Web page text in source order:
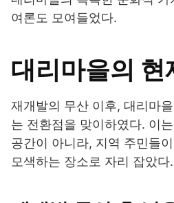
여론도 모여들었다.
대리마을의 현
재개발의 무산 이후, 대리마
는 전환점을 맞이하였다. 이
공간이 아니라, 지역 주민들
모색하는 장소로 자리 잡았다.